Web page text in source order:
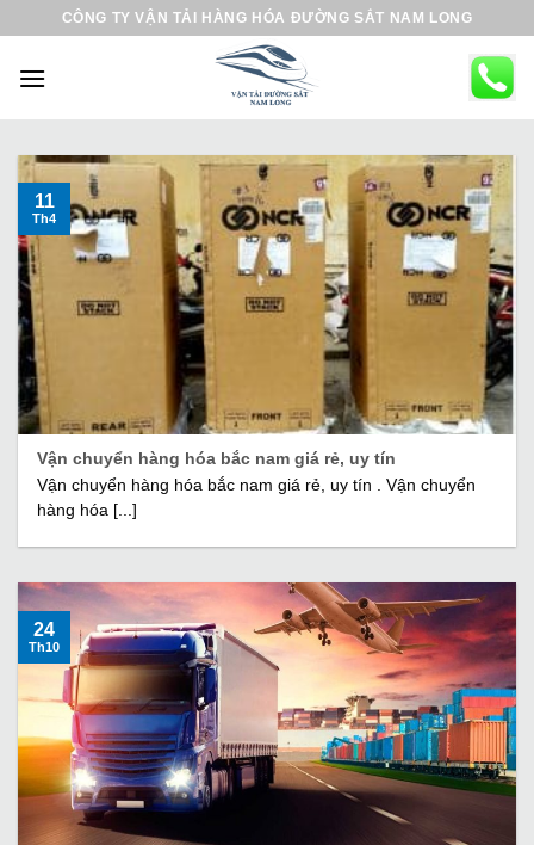
CÔNG TY VẬN TẢI HÀNG HÓA ĐƯỜNG SẮT NAM LONG
Vận chuyển hàng hóa bắc nam giá rẻ, uy tín
Vận chuyển hàng hóa bắc nam giá rẻ, uy tín . Vận chuyển
hàng hóa [...]
11
Th4
24
Th10